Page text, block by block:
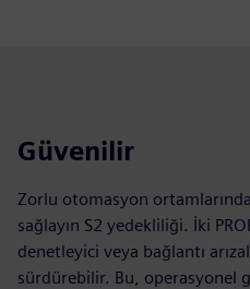
Güvenilir
Zorlu otomasyon
sağlayın S2 yedekliliği. İki
denetleyici veya bağlantı
sürdürebilir. Bu, operasyonel